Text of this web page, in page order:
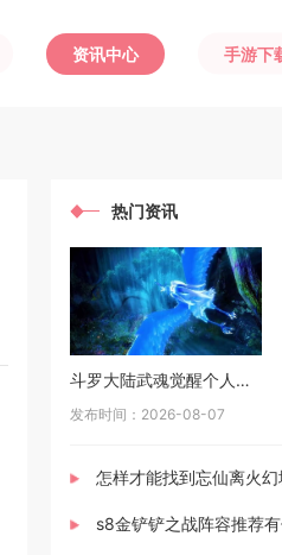
资讯中心 手游下
热门资讯
斗罗大陆武魂觉醒个人训练如何准备
发布时间：2026-08-07
怎样才能找到忘仙离火幻
s8金铲铲之战阵容推荐